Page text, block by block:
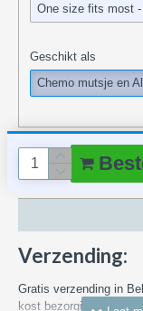
One size fits most
Geschikt als
Chemo mutsje en
Verzending:
Gratis verzending in
kost bezorging in